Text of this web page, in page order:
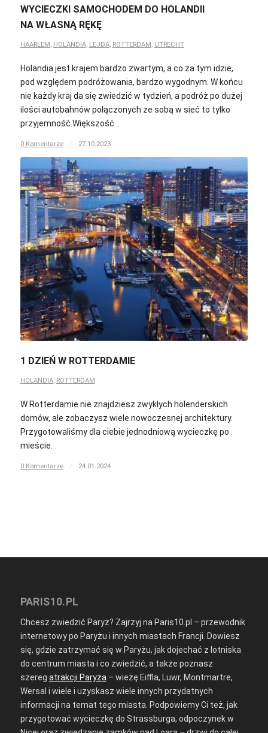
WYCIECZKI SAMOCHODEM DO HOLANDII
NA WŁASNĄ RĘKĘ
HAARLEM HOLANDIA, LEJDA, ROTTERDAM UTRECHT
Holandia jest krajem bardzo zwartym, a co za tym idzie,
pod względem podróżowania, bardzo wygodnym. W końcu
nie każdy kraj da się zwiedzić w tydzień, a podróż po dużej
ilości autobahnów połączonych ze sobą w sieć to tylko
przyjemność.Większość…
0 Komentarze / 27.10.2023
1 DZIEŃ W ROTTERDAMIE
HOLANDIA, ROTTERDAM
W Rotterdamie nie znajdziesz zwykłych holenderskich
domów, ale zobaczysz wiele nowoczesnej architektury.
Przygotowaliśmy dla ciebie jednodniową wycieczkę po
mieście.
0 Komentarze / 24.01.2024
PARIS10.PL
Chcesz zwiedzić Paryż? Zajrzyj na Paris10.pl – przewodnik
internetowy po Paryżu i innych miastach Francji. Dowiesz
się, gdzie zatrzymać się w Paryżu, jak dojechać z lotniska
do centrum miasta i co zwiedzić, a także poznasz
szereg atrakcji Paryża– wieżę Eiffla, Luwr, Montmartre,
Wersal i wiele i uzyskasz wiele innych przydatnych
informacji na temat tego miasta. Podpowiemy Ci też, jak
przygotować wycieczkę do Strassburga, odpoczynek w